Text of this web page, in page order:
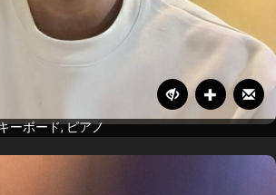
ーボード, ピアノ